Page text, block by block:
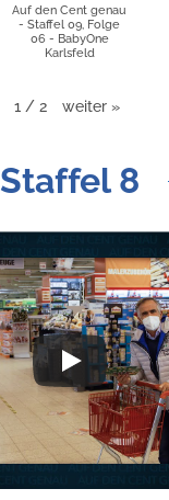
Auf den Cent genau
- Staffel 09, Folge
06 - BabyOne
Karlsfeld
1 / 2 weiter »
Staffel 8